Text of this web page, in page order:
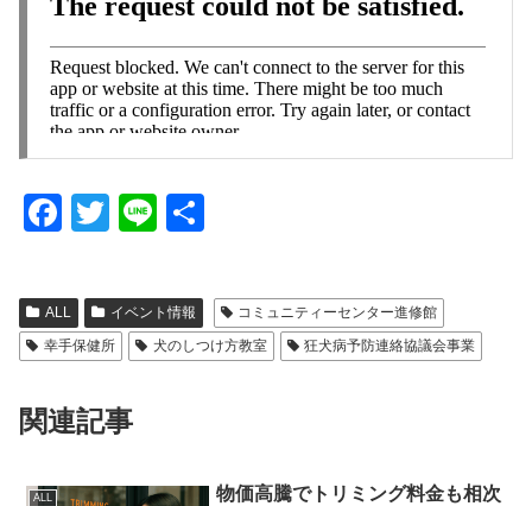
F
c
e
b
o
o
k
T
tt
er
Li
e
ALL イベント情報
コミュニティーセンター進修館
幸手保健所
犬のしつけ方教室 狂犬病予防連絡協議会事業
関連記事
ALL
物価高騰でトリミング料金も相次